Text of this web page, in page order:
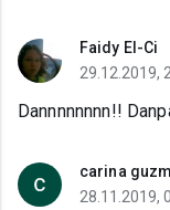
Faidy El-Ci
29.12.2019,
Dannnnnnnn!!
carina
28.11.2019,